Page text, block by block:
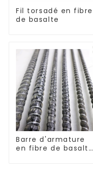
Fil torsadé en fibre
de basalte
Barre d'armature
en fibre de basalte